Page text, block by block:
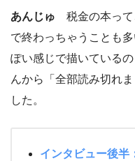
あんじゅ 税金の本って
で終わっちゃうことも
ぽい感じで描いている
んから「全部読み切れ
した。
インタビュー後半